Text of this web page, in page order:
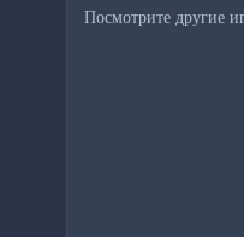
Посмотрите другие